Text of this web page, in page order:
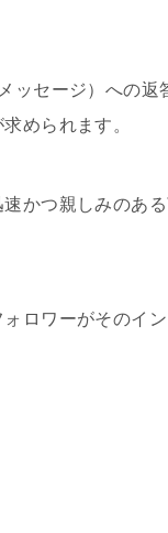
ッセージ）への
められます。
かつ親しみのあ
ロワーがそのイ